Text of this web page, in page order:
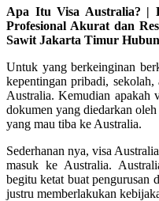
Apa Itu Visa Australia? |
Profesional Akurat dan
Sawit Jakarta Timur
Untuk yang berkeinginan
kepentingan pribadi,
Australia. Kemudian apakah
dokumen yang diedarkan
yang mau tiba ke Australia.
Sederhanan nya, visa
masuk ke Australia.
begitu ketat buat pengurusan
justru memberlakukan